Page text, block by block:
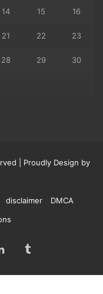
14 15 16
21 22 23
28 29 30
| Proudly Design by
disclaimer
DMCA
LinkedInTumblr